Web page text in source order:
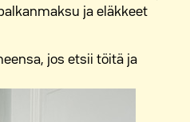
ja eläkkeet
jos etsii töitä ja